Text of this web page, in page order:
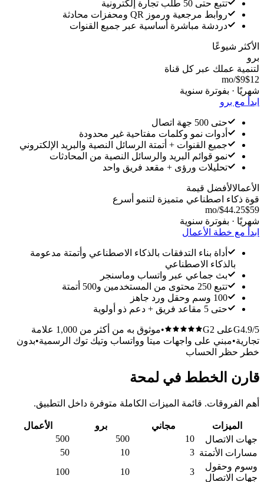
تتبع حتى 50 طلب تجارة إلكترونية
روابط مرجعية ورموز QR ومحفزات محادثة
دردشة مباشرة أساسية عبر جميع القنوات
الأكثر شيوعًا
برو
لتنمية عملك عبر كل قناة
$9$12
/mo
شهريًا · بفوترة سنوية
ابدأ مع برو
حتى 500 جهة اتصال
أدوات نمو وكلمات مفتاحية غير محدودة
جميع القنوات + أتمتة الرسائل النصية والبريد الإلكتروني
نمو قوائم البريد والرسائل النصية من المحادثات
تحليلات ورؤى + مقعد فريق واحد
الأعمالالأفضل قيمة
قوة ذكاء اصطناعي متميزة لتنمو أسرع
$44.25$59
/mo
شهريًا · بفوترة سنوية
ابدأ مع خطة الأعمال
أداة بناء التدفقات بالذكاء الاصطناعي وأتمتة مدعومة
بالذكاء الاصطناعي
بث جماعي عبر واتساب وماسنجر
تتبع 250 محتوى من المستخدمين و500 أتمتة
100 وسم وحقل ورد جاهز
حتى 5 مقاعد فريق + دعم ذو أولوية
G4.9/5 على G2 •
موثوق به من أكثر من 1,000 علامة
تجارية•مبني على واجهات ميتا وواتساب وتيك توك الرسمية•بدون
خطر حظر الحساب
قارن الخطط في لمحة
أهم الفروقات. قائمة الميزات الكاملة متوفرة داخل التطبيق.
الميزات مجاني برو
الأعمال
جهات الاتصال
10
500
500
مسارات الأتمتة 3
10
50
وسوم وحقول
جهات الاتصال
3
10
100